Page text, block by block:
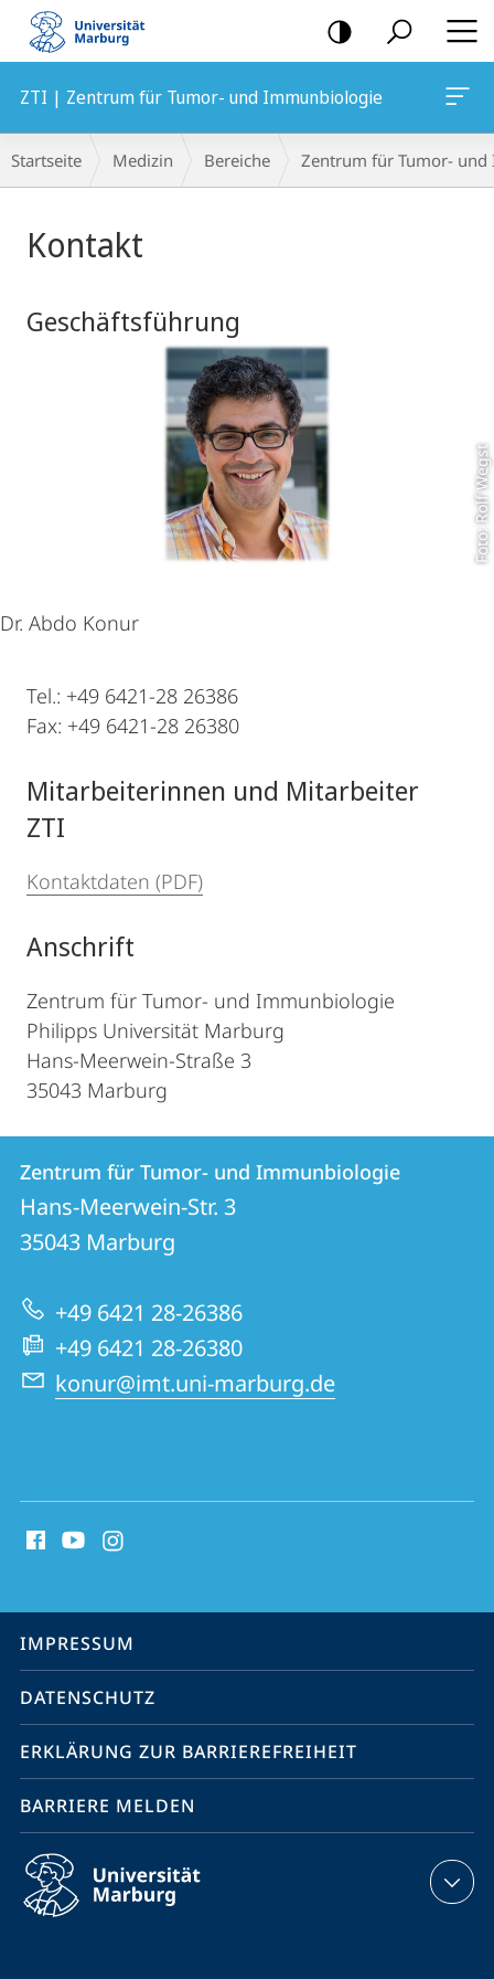
Mobile-
Navigation
ZTI | Zentrum für Tumor- und Immunbiologie
Breadcrumb-
Navigation
Startseite Medizin Bereiche Zentrum für Tumor-
Kontakt
Geschäftsführung
Foto: Rolf Wegst
Dr. Abdo Konur
Tel.: +49 6421-28 26386
Fax: +49 6421-28 26380
Mitarbeiterinnen und Mitarbeiter
ZTI
Kontaktdaten (PDF)
Anschrift
Zentrum für Tumor- und Immunbiologie
Philipps Universität Marburg
Hans-Meerwein-Straße 3
35043 Marburg
Kontakt
und
Informationen
zur
Website
Kontaktinformationen
Zentrum
für
Tumor-
und
Immunbiologie
Zentrum für Tumor- und Immunbiologie
Hans-Meerwein-Str. 3
35043 Marburg
+49 6421 28-26386
+49 6421 28-26380
konur@imt.uni-marburg.de
Media
Service-
Navigation
IMPRESSUM
DATENSCHUTZ
ERKLÄRUNG ZUR BARRIEREFREIHEIT
BARRIERE MELDEN